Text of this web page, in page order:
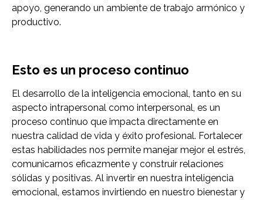
apoyo, generando un ambiente de trabajo armónico y
productivo.
Esto es un proceso continuo
El desarrollo de la inteligencia emocional, tanto en su
aspecto intrapersonal como interpersonal, es un
proceso continuo que impacta directamente en
nuestra calidad de vida y éxito profesional. Fortalecer
estas habilidades nos permite manejar mejor el estrés,
comunicarnos eficazmente y construir relaciones
sólidas y positivas. Al invertir en nuestra inteligencia
emocional, estamos invirtiendo en nuestro bienestar y